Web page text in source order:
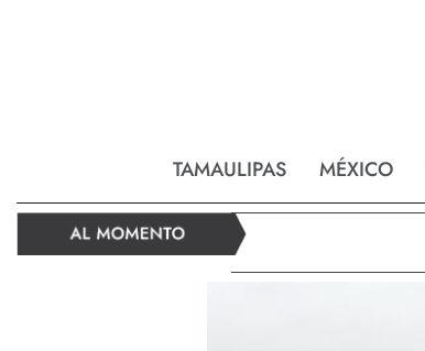
TAMAULIPAS MÉXICO